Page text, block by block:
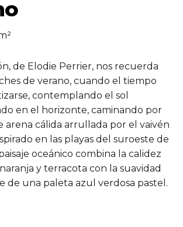
de Elodie Perrier, nos recuerda
de verano, cuando el tiempo
contemplando el sol
en el horizonte, caminando por
arena cálida arrullada por el vaivén
en las playas del suroeste de
oceánico combina la calidez
y terracota con la suavidad
de una paleta azul verdosa pastel.